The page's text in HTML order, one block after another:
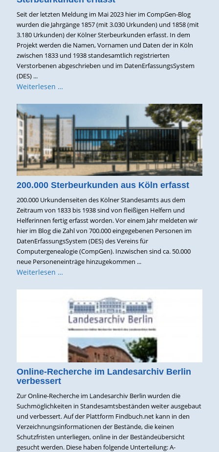
Seit der letzten Meldung im Mai 2023 hier im CompGen-Blog
wurden die Jahrgänge 1857 (mit 3.030 Urkunden) und 1858 (mit
3.180 Urkunden) der Kölner Sterbeurkunden erfasst. In dem
Projekt werden die Namen, Vornamen und Daten der in Köln
zwischen 1833 und 1938 standesamtlich registrierten
Verstorbenen abgeschrieben und im DatenErfassungsSystem
(DES) ...
Weiterlesen …
200.000 Sterbeurkunden aus Köln erfasst
200.000 Urkundenseiten des Kölner Standesamts aus dem
Zeitraum von 1833 bis 1938 sind von fleißigen Helfern und
Helferinnen fertig erfasst worden. Vor einem Jahr meldeten wir
hier im Blog die Zahl von 700.000 eingegebenen Personen im
DatenErfassungsSystem (DES) des Vereins für
Computergenealogie (CompGen). Inzwischen sind ca. 50.000
neue Personeneinträge hinzugekommen ...
Weiterlesen …
Online-Recherche im Landesarchiv Berlin
verbessert
Zur Online-Recherche im Landesarchiv Berlin wurden die
Suchmöglichkeiten in Standesamtsbeständen weiter ausgebaut
und verbessert. Auf der Plattform Findbuch.net kann in den
Verzeichnungsinformationen der Bestände, die keinen
Schutzfristen unterliegen, online in der Beständeübersicht
gesucht werden. Diese haben folgende Unterteilung: A-